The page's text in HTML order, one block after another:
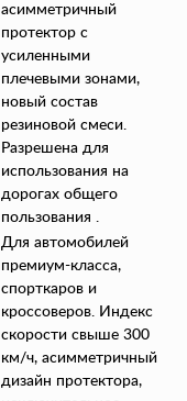
асимметричный
протектор с
усиленными
плечевыми зонами,
новый состав
резиновой смеси.
Разрешена для
использования на
дорогах общего
пользования .
Для автомобилей
премиум-класса,
спорткаров и
кроссоверов. Индекс
скорости свыше 300
км/ч, асимметричный
дизайн протектора,